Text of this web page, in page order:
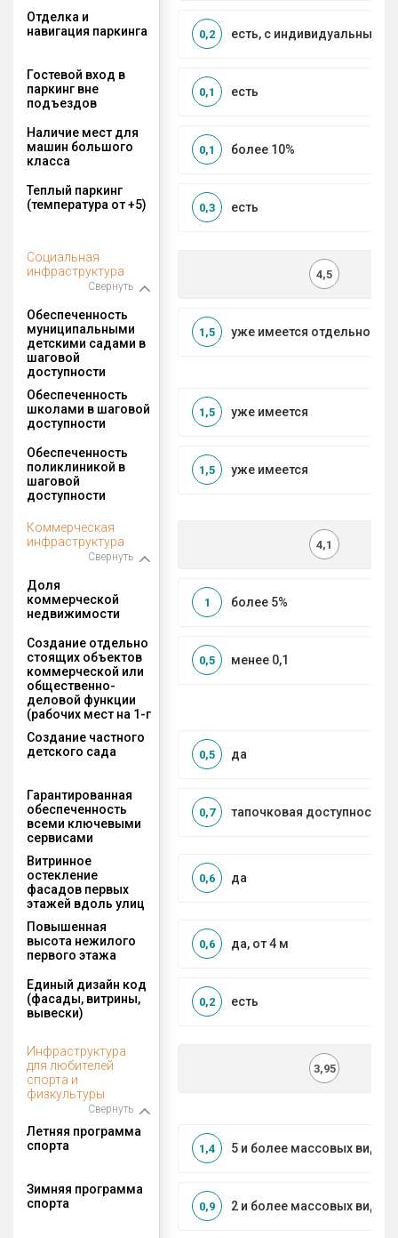
Отделка и
навигация паркинга
есть, с индивидуальным
0,2
Гостевой вход в
паркинг вне
подъездов
есть
0,1
Наличие мест для
машин большого
класса
более 10%
0,1
Теплый паркинг
(температура от +5)
есть
0,3
Социальная
инфраструктура
Свернуть
4,5
Обеспеченность
муниципальными
детскими садами в
шаговой
доступности
уже имеется
1,5
Обеспеченность
школами в шаговой
доступности
уже имеется
1,5
Обеспеченность
поликлиникой в
шаговой
доступности
уже имеется
1,5
Коммерческая
инфраструктура
Свернуть
4,1
Доля
коммерческой
недвижимости
более 5%
1
Создание отдельно
стоящих объектов
коммерческой или
общественно-
деловой функции
(рабочих мест на 1-г
менее 0,1
0,5
Создание частного
детского сада
да
0,5
Гарантированная
обеспеченность
всеми ключевыми
сервисами
тапочковая доступность
0,7
Витринное
остекление
фасадов первых
этажей вдоль улиц
да
0,6
Повышенная
высота нежилого
первого этажа
да, от 4 м
0,6
Единый дизайн код
(фасады, витрины,
вывески)
есть
0,2
Инфраструктура
для любителей
спорта и
физкультуры
Свернуть
3,95
Летняя программа
спорта
5 и более массовых видов
1,4
Зимняя программа
спорта
2 и более массовых видов
0,9